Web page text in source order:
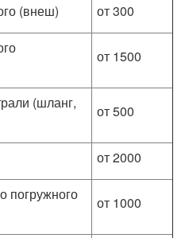
(внеш)
от 300
от 1500
(шланг,
от 500
от 2000
погружного
от 1000